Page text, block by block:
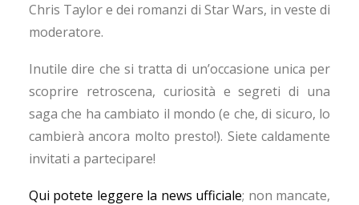
Chris Taylor e dei romanzi di Star Wars, in veste di
moderatore.
Inutile dire che si tratta di un’occasione unica per
scoprire retroscena, curiosità e segreti di una
saga che ha cambiato il mondo (e che, di sicuro, lo
cambierà ancora molto presto!). Siete caldamente
invitati a partecipare!
Qui potete leggere la news ufficiale; non mancate,